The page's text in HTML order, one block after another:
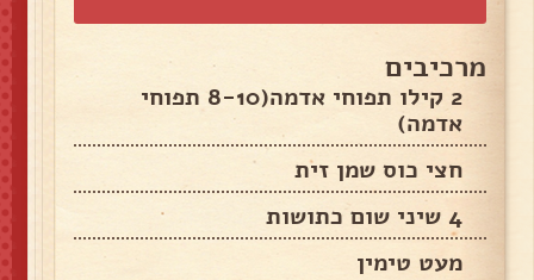
מרכיבים
2 קילו תפוחי אדמה(8-10 תפוחי
אדמה)
חצי כוס שמן זית
4 שיני שום כתושות
מעט טימין